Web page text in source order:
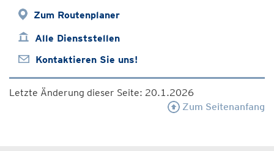
Zum Routenplaner
Alle Dienststellen
Kontaktieren Sie uns!
Letzte Änderung dieser Seite: 20.1.2026
Zum Seitenanfang